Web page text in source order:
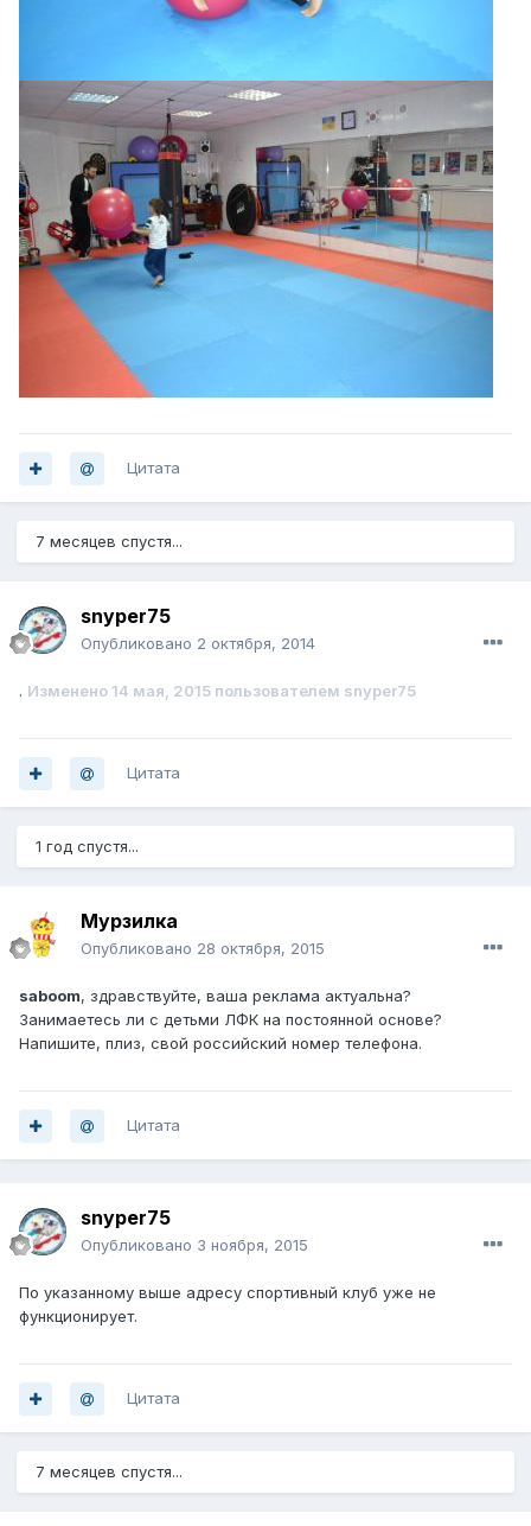
Цитата
7 месяцев спустя...
snyper75
Опубликовано 2 октября, 2014
. Изменено 14 мая, 2015 пользователем snyper75
Цитата
1 год спустя...
Мурзилка
Опубликовано 28 октября, 2015
saboom, здравствуйте, ваша реклама актуальна?
Занимаетесь ли с детьми ЛФК на постоянной основе?
Напишите, плиз, свой российский номер телефона.
Цитата
snyper75
Опубликовано 3 ноября, 2015
По указанному выше адресу спортивный клуб уже не
функционирует.
Цитата
7 месяцев спустя...